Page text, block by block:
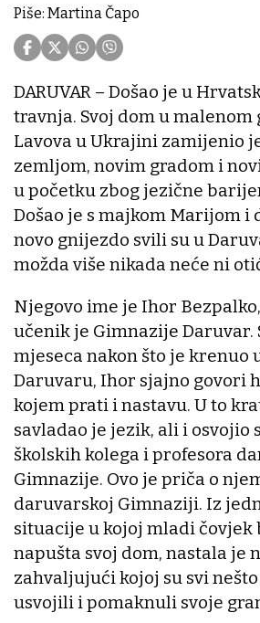
Piše: Martina Čapo
DARUVAR – Došao je u
travnja. Svoj dom u
Lavova u Ukrajini zamijenio
zemljom, novim gradom i
u početku zbog jezične
Došao je s majkom Marijom i
novo gnijezdo svili su u
možda više nikada neće ni
Njegovo ime je Ihor
učenik je Gimnazije Daruvar.
mjeseca nakon što je krenuo
Daruvaru, Ihor sjajno govori
kojem prati i nastavu. U to
savladao je jezik, ali i osvojio
školskih kolega i profesora
Gimnazije. Ovo je priča o
daruvarskoj Gimnaziji. Iz
situacije u kojoj mladi čovjek
napušta svoj dom, nastala je
zahvaljujući kojoj su svi
usvojili i pomaknuli svoje